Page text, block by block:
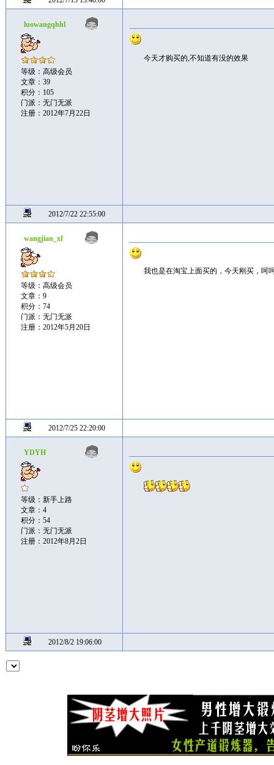
luowangqhhl
等级：高级会员
文章：39
积分：105
门派：无门无派
注册：2012年7月22日
今天才购买的,不知道有没的效果
2012/7/22 22:55:00
wangjian_xf
等级：高级会员
文章：9
积分：74
门派：无门无派
注册：2012年5月20日
我也是在淘宝上面买的，今天刚买，呵
2012/7/25 22:20:00
YDYH
等级：新手上路
文章：4
积分：54
门派：无门无派
注册：2012年8月2日
2012/8/2 19:06:00